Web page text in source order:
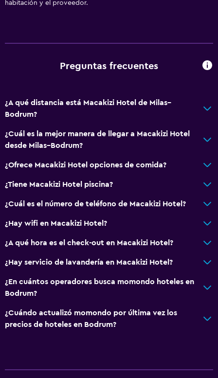
Traslado aeropuerto
Playa privada
Comedor
Minibar
Salud y seguridad
Ideal para familias
Cuidado de niños o guardería
habitación y el proveedor.
Preguntas frecuentes
¿A qué distancia está Macakizi Hotel de Milas–
Bodrum?
¿Cuál es la mejor manera de llegar a Macakizi Hotel
desde Milas–Bodrum?
¿Ofrece Macakizi Hotel opciones de comida?
¿Tiene Macakizi Hotel piscina?
¿Cuál es el número de teléfono de Macakizi Hotel?
¿Hay wifi en Macakizi Hotel?
¿A qué hora es el check-out en Macakizi Hotel?
¿Hay servicio de lavandería en Macakizi Hotel?
¿En cuántos operadores busca momondo hoteles en
Bodrum?
¿Cuándo actualizó momondo por última vez los
precios de hoteles en Bodrum?